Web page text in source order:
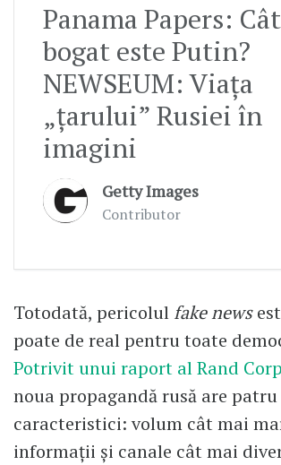
Panama Papers:
bogat este Putin?
NEWSEUM: Viața
„țarului” Rusiei în
imagini
Getty Images
Contributor
Totodată, pericolul fake news
poate de real pentru toate
Potrivit unui raport al Rand
noua propagandă rusă are patru
caracteristici: volum cât mai
informaţii şi canale cât mai